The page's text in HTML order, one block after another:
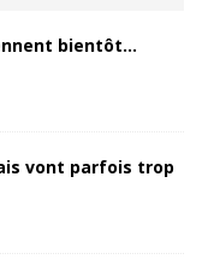
bientôt…
vont parfois trop